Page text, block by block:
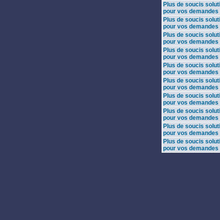
Plus de soucis
pour vos demandes
Plus de soucis
pour vos demandes
Plus de soucis
pour vos demandes
Plus de soucis
pour vos demandes
Plus de soucis
pour vos demandes
Plus de soucis
pour vos demandes
Plus de soucis
pour vos demandes
Plus de soucis
pour vos demandes
Plus de soucis
pour vos demandes
Plus de soucis
pour vos demandes